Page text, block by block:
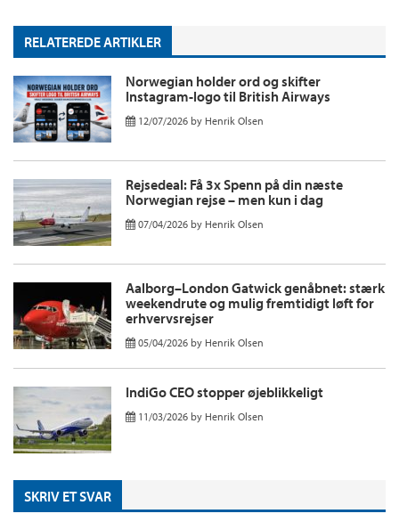
RELATEREDE ARTIKLER
Norwegian holder ord og skifter
Instagram-logo til British Airways
12/07/2026 by Henrik Olsen
Rejsedeal: Få 3x Spenn på din næste
Norwegian rejse – men kun i dag
07/04/2026 by Henrik Olsen
Aalborg–London Gatwick genåbnet: stærk
weekendrute og mulig fremtidigt løft for
erhvervsrejser
05/04/2026 by Henrik Olsen
IndiGo CEO stopper øjeblikkeligt
11/03/2026 by Henrik Olsen
SKRIV ET SVAR